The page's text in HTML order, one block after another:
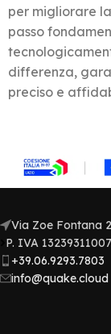
per migliorare
passo
differenza,
preciso e
Via Zoe Fontana
P. IVA 13239311007​
+39.06.9293.7803
info@quake.cloud